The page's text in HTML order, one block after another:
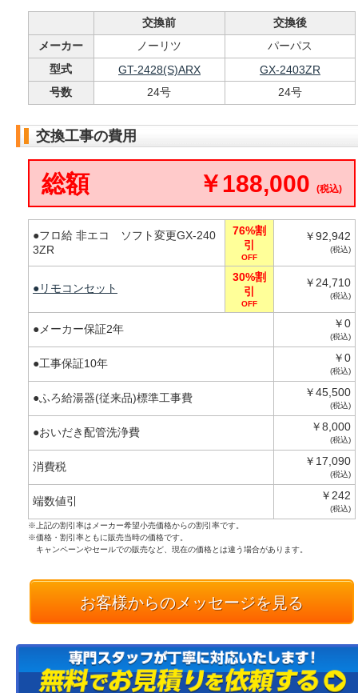
交換前
交換後
メーカー
ノーリツ
パーパス
型式
GT-2428(S)ARX
GX-2403ZR
号数
24号 24号
交換工事の費用
総額 ￥188,000 (税込)
●フロ給 非エコ ソフト変更GX-240
3ZR
76%割
引
OFF
￥92,942
(税込)
●リモコンセット
30%割
引
OFF
￥24,710
(税込)
●メーカー保証2年 ￥0
(税込)
●工事保証10年 ￥0
(税込)
●ふろ給湯器(従来品)標準工事費 ￥45,500
(税込)
●おいだき配管洗浄費 ￥8,000
(税込)
消費税 ￥17,090
(税込)
端数値引 ￥242
(税込)
※上記の割引率はメーカー希望小売価格からの割引率です。
※価格・割引率ともに販売当時の価格です。
キャンペーンやセールでの販売など、現在の価格とは違う場合があります。
お客様からのメッセージを見る